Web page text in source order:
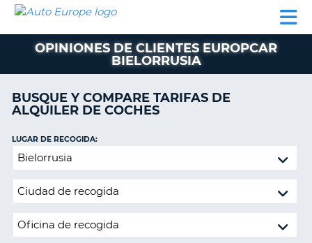
ALQUILER
COCHES
ALQUILER DE
AUTOCARAVANAS
AUTO
EUROPE
ALQUILER
COCHES
AUTOCARAVANAS
COLABORADORES
AYUDA
MI
RESERVA
OPINIONES DE CLIENTES EUROPCAR
BIELORRUSIA
BUSQUE Y COMPARE TARIFAS DE
ALQUILER DE COCHES
Devolución
una
LUGAR DE RECOGIDA: